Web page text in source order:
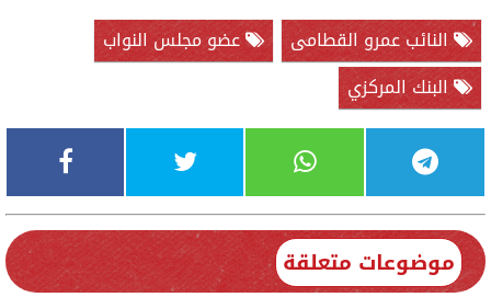
النائب عمرو القطامى
عضو مجلس النواب
البنك المركزي
موضوعات متعلقة